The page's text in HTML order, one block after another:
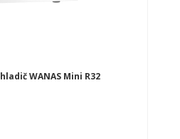
WANAS Mini R32